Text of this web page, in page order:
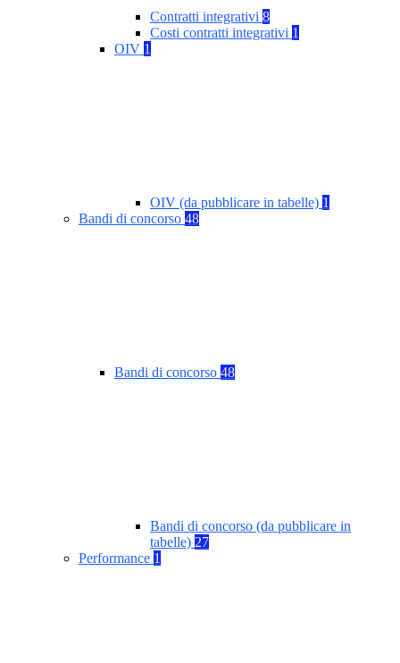
Contratti integrativi 8
Costi contratti integrativi 1
OIV 1
OIV (da pubblicare in tabelle) 1
Bandi di concorso 48
Bandi di concorso 48
Bandi di concorso (da pubblicare in
tabelle) 27
Performance 1